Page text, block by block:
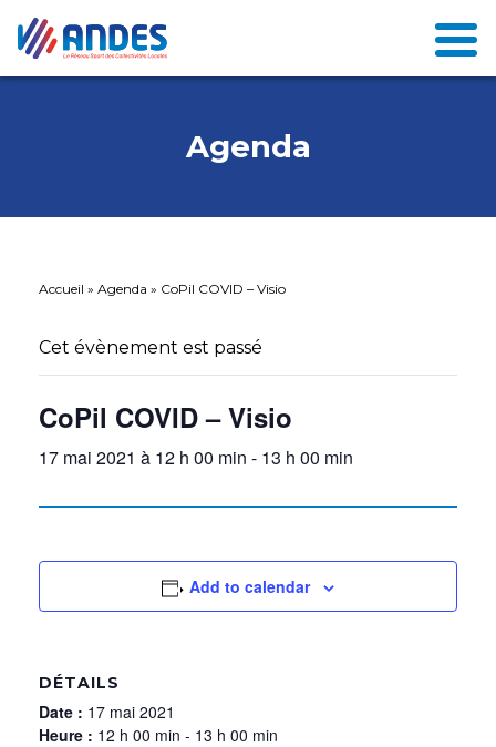
Agenda
Accueil » Agenda » CoPil COVID – Visio
Cet évènement est passé
CoPil COVID – Visio
17 mai 2021 à 12 h 00 min - 13 h 00 min
Add to calendar
DÉTAILS
Date : 17 mai 2021
Heure : 12 h 00 min - 13 h 00 min